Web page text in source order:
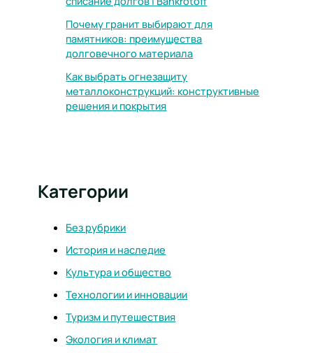
Почему гранит выбирают для
памятников: преимущества
долговечного материала
Как выбрать огнезащиту
металлоконструкций: конструктивные
решения и покрытия
Категории
Без рубрики
История и наследие
Культура и общество
Технологии и инновации
Туризм и путешествия
Экология и климат